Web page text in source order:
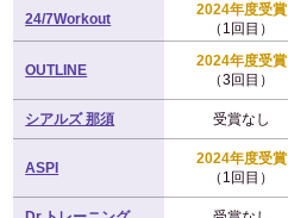
24/7Workout
2024年度受賞
（1回目）
OUTLINE
2024年度受賞
（3回目）
シアルズ 那須 受賞なし
ASPI
2024年度受賞
（1回目）